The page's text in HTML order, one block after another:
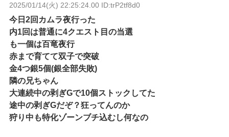
2025/01/14(火) 22:25:24.00 ID:trP2tf8d0
今日2回カムラ夜行った
内1回は普通に4クエスト目の当選
も一個は百竜夜行
赤まで育てて双子で突破
金4つ銀5個(銀全部失敗)
隣の兄ちゃん
大連続中の剥ぎGで10個ストックしてた
途中の剥ぎGだぞ？狂ってんのか
狩り中も特化ゾーンブチ込むし何なの